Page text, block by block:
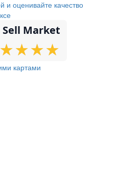
Sell Market
★
★★
★★
★★
★